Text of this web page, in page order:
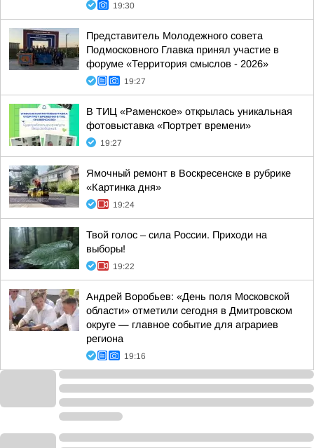
19:30
Представитель Молодежного совета
Подмосковного Главка принял участие в
форуме «Территория смыслов - 2026»
19:27
В ТИЦ «Раменское» открылась уникальная
фотовыставка «Портрет времени»
19:27
Ямочный ремонт в Воскресенске в рубрике
«Картинка дня»
19:24
Твой голос – сила России. Приходи на
выборы!
19:22
Андрей Воробьев: «День поля Московской
области» отметили сегодня в Дмитровском
округе — главное событие для аграриев
региона
19:16